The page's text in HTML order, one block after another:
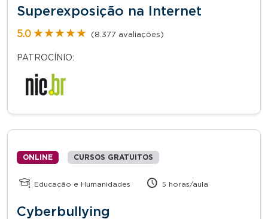
Superexposição na Internet
5.0 ★★★★★
★★★★★ (8.377 avaliações)
PATROCÍNIO:
ONLINE CURSOS GRATUITOS
Educação e Humanidades 5 horas/aula
Cyberbullying